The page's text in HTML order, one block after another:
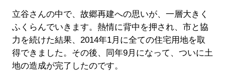
立谷さんの中で、故郷再建への思いが、一層大きく
ふくらんでいきます。熱情に背中を押され、市と協
力を続けた結果、2014年1月に全ての住宅用地を取
得できました。その後、同年9月になって、ついに土
地の造成が完了したのです。